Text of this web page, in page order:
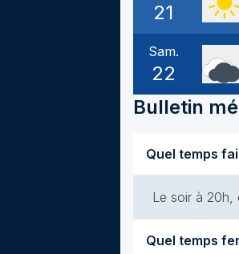
21
Sam.
22
Bulletin
Le soir à 20h,